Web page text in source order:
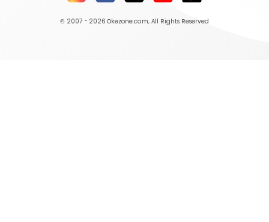
© 2007 - 2026 Okezone.com, All Rights Reserved